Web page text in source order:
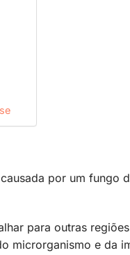
por um fungo
para outras
microrganismo e da